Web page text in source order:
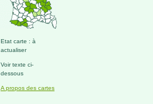
Etat carte : à
actualiser
Voir texte ci-
dessous
A propos des cartes